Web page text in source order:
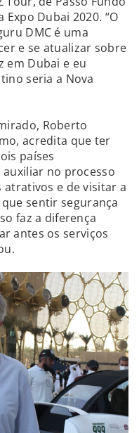
Dubai 2020. “O
DMC é uma
e se atualizar sobre
em Dubai e eu
seria a Nova
Roberto
acredita que ter
países
no processo
atrativos e de visitar a
sentir segurança
faz a diferença
antes os serviços